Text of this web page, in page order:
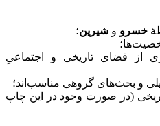
خسرو و شیرین؛
از فضای تاریخی و اجتماعیِ
و بحث‌های گروهی مناسب‌اند؛
(در صورت وجود در این چاپ